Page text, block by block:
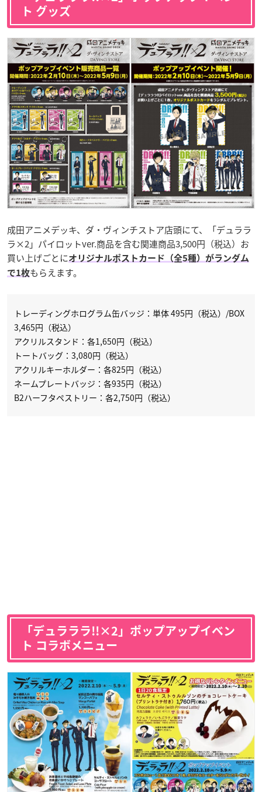
ト グッズ
成田アニメデッキ、ダ・ヴィンチストア店頭にて、「デュララ
ラ×2」パイロットver.商品を含む関連商品3,500円（税込）お
買い上げごとにオリジナルポストカード（全5種）がランダム
で1枚もらえます。
トレーディングホログラム缶バッジ：単体 495円（税込）/BOX
3,465円（税込）
アクリルスタンド：各1,650円（税込）
トートバッグ：3,080円（税込）
アクリルキーホルダー：各825円（税込）
ネームプレートバッジ：各935円（税込）
B2ハーフタペストリー：各2,750円（税込）
「デュラララ!!×2」ポップアップイベン
ト コラボメニュー